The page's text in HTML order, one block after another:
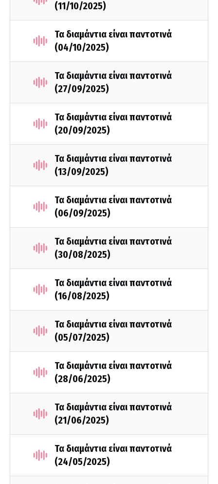
(11/10/2025)
Τα διαμάντια είναι παντοτινά
(04/10/2025)
Τα διαμάντια είναι παντοτινά
(27/09/2025)
Τα διαμάντια είναι παντοτινά
(20/09/2025)
Τα διαμάντια είναι παντοτινά
(13/09/2025)
Τα διαμάντια είναι παντοτινά
(06/09/2025)
Τα διαμάντια είναι παντοτινά
(30/08/2025)
Τα διαμάντια είναι παντοτινά
(16/08/2025)
Τα διαμάντια είναι παντοτινά
(05/07/2025)
Τα διαμάντια είναι παντοτινά
(28/06/2025)
Τα διαμάντια είναι παντοτινά
(21/06/2025)
Τα διαμάντια είναι παντοτινά
(24/05/2025)